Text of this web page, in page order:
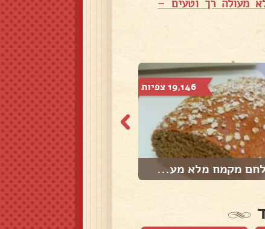
מעולה רך וטעים –
19,146 צפיות
לחם מקמח מלא מע...